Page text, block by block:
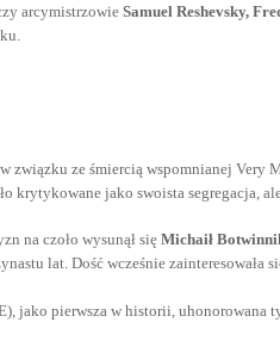
arcymistrzowie Samuel Reshevsky,
ze śmiercią wspomnianej Very
krytykowane jako swoista segregacja,
na czoło wysunął się Michaił
lat. Dość wcześnie
jako pierwsza w historii,